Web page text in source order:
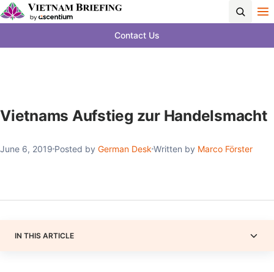
Contact Us
Vietnams Aufstieg zur Handelsmacht
June 6, 2019 Posted by German Desk Written by Marco Förster
IN THIS ARTICLE